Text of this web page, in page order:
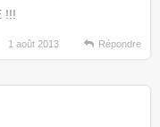
!!!
1 août 2013 Répondre